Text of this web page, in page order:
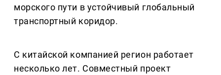
морского пути в устойчивый глобальный
транспортный коридор.
С китайской компанией регион работает
несколько лет. Совместный проект